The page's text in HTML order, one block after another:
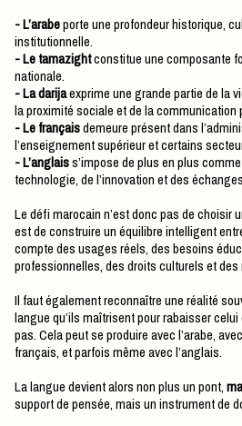
- L’arabeporte une profondeur historique,
institutionnelle.
- Le tamazightconstitue une composante
nationale.
- La darijaexprime une grande partie de la
la proximité sociale et de la communication
- Le françaisdemeure présent dans
l’enseignement supérieur et certains
- L’anglaiss’impose de plus en plus
technologie, de l’innovation et des
Le défi marocain n’est donc pas de choisir
est de construire un équilibre intelligent
compte des usages réels, des besoins
professionnelles, des droits culturels et
Il faut également reconnaître une réalité
langue qu’ils maîtrisent pour rabaisser
pas. Cela peut se produire avec l’arabe,
français, et parfois même avec l’anglais.
La langue devient alors non plus un pont,
support de pensée, mais un instrument de